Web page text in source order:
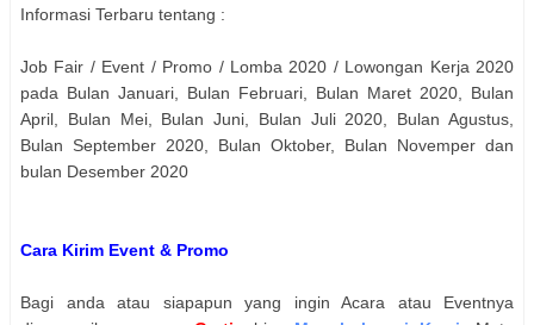
Informasi Terbaru tentang :
Job Fair / Event / Promo / Lomba 2020 / Lowongan Kerja 2020
pada Bulan Januari, Bulan Februari, Bulan Maret 2020, Bulan
April, Bulan Mei, Bulan Juni, Bulan Juli 2020, Bulan Agustus,
Bulan September 2020, Bulan Oktober, Bulan Novemper dan
bulan Desember 2020
Cara Kirim Event & Promo
Bagi anda atau siapapun yang ingin Acara atau Eventnya